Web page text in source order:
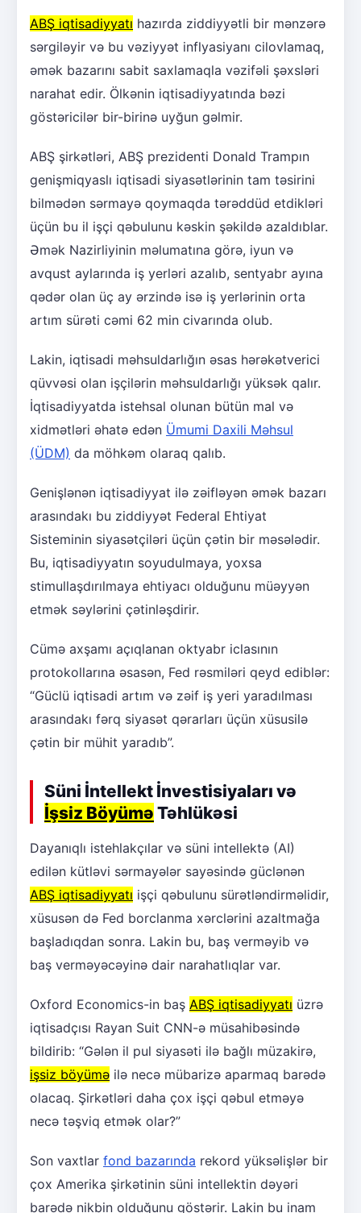
ABŞ iqtisadiyyatı hazırda ziddiyyətli bir mənzərə
sərgiləyir və bu vəziyyət inflyasiyanı cilovlamaq,
əmək bazarını sabit saxlamaqla vəzifəli şəxsləri
narahat edir. Ölkənin iqtisadiyyatında bəzi
göstəricilər bir-birinə uyğun gəlmir.
ABŞ şirkətləri, ABŞ prezidenti Donald Trampın
genişmiqyaslı iqtisadi siyasətlərinin tam təsirini
bilmədən sərmayə qoymaqda tərəddüd etdikləri
üçün bu il işçi qəbulunu kəskin şəkildə azaldıblar.
Əmək Nazirliyinin məlumatına görə, iyun və
avqust aylarında iş yerləri azalıb, sentyabr ayına
qədər olan üç ay ərzində isə iş yerlərinin orta
artım sürəti cəmi 62 min civarında olub.
Lakin, iqtisadi məhsuldarlığın əsas hərəkətverici
qüvvəsi olan işçilərin məhsuldarlığı yüksək qalır.
İqtisadiyyatda istehsal olunan bütün mal və
xidmətləri əhatə edən Ümumi Daxili Məhsul
(ÜDM) da möhkəm olaraq qalıb.
Genişlənən iqtisadiyyat ilə zəifləyən əmək bazarı
arasındakı bu ziddiyyət Federal Ehtiyat
Sisteminin siyasətçiləri üçün çətin bir məsələdir.
Bu, iqtisadiyyatın soyudulmaya, yoxsa
stimullaşdırılmaya ehtiyacı olduğunu müəyyən
etmək səylərini çətinləşdirir.
Cümə axşamı açıqlanan oktyabr iclasının
protokollarına əsasən, Fed rəsmiləri qeyd ediblər:
“Güclü iqtisadi artım və zəif iş yeri yaradılması
arasındakı fərq siyasət qərarları üçün xüsusilə
çətin bir mühit yaradıb”.
Süni İntellekt İnvestisiyaları və
İşsiz Böyümə Təhlükəsi
Dayanıqlı istehlakçılar və süni intellektə (AI)
edilən kütləvi sərmayələr sayəsində güclənən
ABŞ iqtisadiyyatı işçi qəbulunu sürətləndirməlidir,
xüsusən də Fed borclanma xərclərini azaltmağa
başladıqdan sonra. Lakin bu, baş verməyib və
baş verməyəcəyinə dair narahatlıqlar var.
Oxford Economics-in baş ABŞ iqtisadiyyatı üzrə
iqtisadçısı Rayan Suit CNN-ə müsahibəsində
bildirib: “Gələn il pul siyasəti ilə bağlı müzakirə,
işsiz böyümə ilə necə mübarizə aparmaq barədə
olacaq. Şirkətləri daha çox işçi qəbul etməyə
necə təşviq etmək olar?”
Son vaxtlar fond bazarında rekord yüksəlişlər bir
çox Amerika şirkətinin süni intellektin dəyəri
barədə nikbin olduğunu göstərir. Lakin bu inam